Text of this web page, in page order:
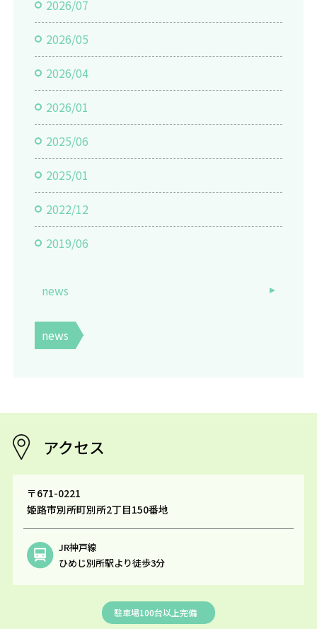
2026/07
2026/05
2026/04
2026/01
2025/06
2025/01
2022/12
2019/06
news
news
アクセス
〒671-0221
姫路市別所町別所2丁目150番地
JR神戸線
ひめじ別所駅より徒歩3分
駐車場100台以上完備